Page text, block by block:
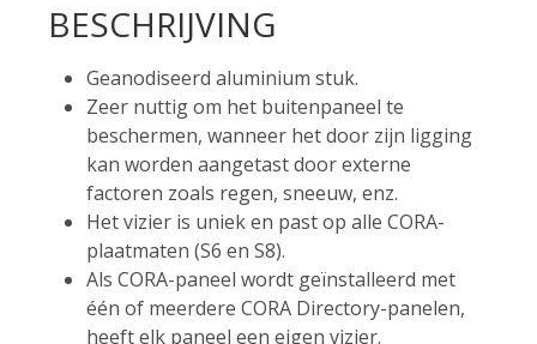
BESCHRIJVING
Geanodiseerd aluminium stuk.
Zeer nuttig om het buitenpaneel te
beschermen, wanneer het door zijn ligging
kan worden aangetast door externe
factoren zoals regen, sneeuw, enz.
Het vizier is uniek en past op alle CORA-
plaatmaten (S6 en S8).
Als CORA-paneel wordt geïnstalleerd met
één of meerdere CORA Directory-panelen,
heeft elk paneel een eigen vizier.